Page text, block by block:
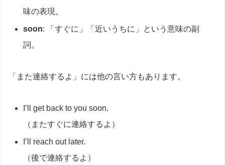
味の表現。
soon: 「すぐに」「近いうちに」という意味の副
詞。
「また連絡するよ」には他の言い方もあります。
I’ll get back to you soon.
（またすぐに連絡するよ）
I’ll reach out later.
（後で連絡するよ）